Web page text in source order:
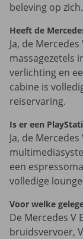
beleving op zich.
Heeft de
Ja, de
massagezetels
verlichting en
cabine is
reiservaring.
Is er een
Ja, de
een
volledige
Voor welke
De Mercedes V
bruidsvervoer,